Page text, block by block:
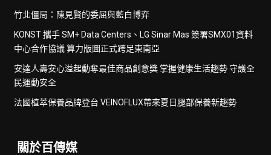
竹北僵局：陳見賢的委屈與藍白博弈
KONST 攜手 SM+ Data Centers、LG Sinar Mas 簽署SMX01資料
中心合作協議 算力版圖正式跨足東南亞
安達人壽安心溢起動奪最佳商品創意獎 掌握健康生活趨勢 守護全
民運動安全
法國植萃保養品牌登台 VEINOFLUX帶來夏日腿部保養新趨勢
關於百傳媒